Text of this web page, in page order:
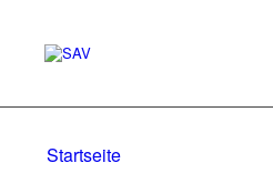
Startseite